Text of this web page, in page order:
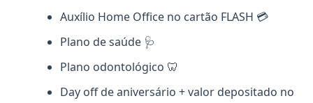
Auxílio Home Office no cartão FLASH 💳
Plano de saúde 🩺
Plano odontológico 🦷
Day off de aniversário + valor depositado no